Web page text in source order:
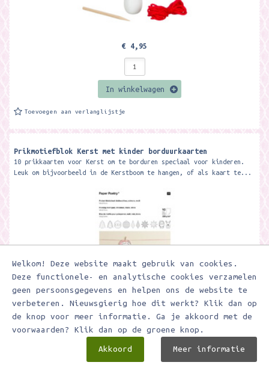
Welkom! Deze website maakt gebruik van cookies.
Deze functionele- en analytische cookies verzamelen
geen persoonsgegevens en helpen ons de website te
verbeteren. Nieuwsgierig hoe dit werkt? Klik dan op
de knop voor meer informatie. Ga je akkoord met de
voorwaarden? Klik dan op de groene knop.
Akkoord Meer informatie
€ 4,95
In winkelwagen
Toevoegen aan verlanglijstje
Prikmotiefblok Kerst met kinder borduurkaarten
10 prikkaarten voor Kerst om te borduren speciaal voor kinderen.
Leuk om bijvoorbeeld in de Kerstboom te hangen, of als kaart te...
€ 5,50
In winkelwagen